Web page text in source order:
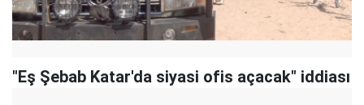
"Eş Şebab Katar'da siyasi ofis açacak" iddiası